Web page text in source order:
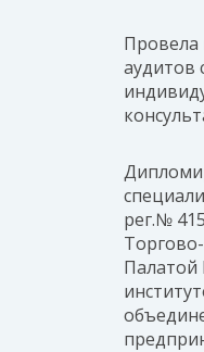
Провела
аудитов
рег.№